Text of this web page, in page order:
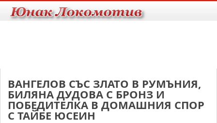
ВАНГЕЛОВ СЪС ЗЛАТО В РУМЪНИЯ,
БИЛЯНА ДУДОВА С БРОНЗ И
ПОБЕДИТЕЛКА В ДОМАШНИЯ СПОР
С ТАЙБЕ ЮСЕИН